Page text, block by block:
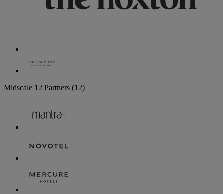
Midscale 12 Partners (12)